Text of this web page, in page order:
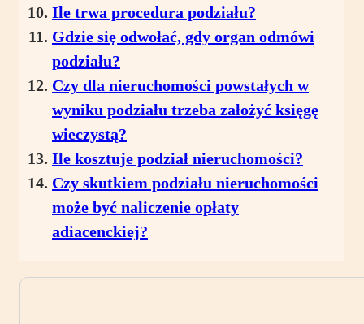
Ile trwa procedura podziału?
Gdzie się odwołać, gdy organ odmówi
podziału?
Czy dla nieruchomości powstałych w
wyniku podziału trzeba założyć księgę
wieczystą?
Ile kosztuje podział nieruchomości?
Czy skutkiem podziału nieruchomości
może być naliczenie opłaty
adiacenckiej?